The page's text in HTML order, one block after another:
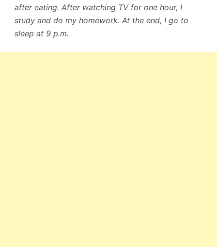
after eating. After watching TV for one hour, I
study and do my homework. At the end, I go to
sleep at 9 p.m.